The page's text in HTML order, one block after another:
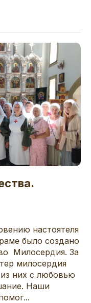
настоятеля
было создано
Милосердия. За
милосердия
них с любовью
Наши